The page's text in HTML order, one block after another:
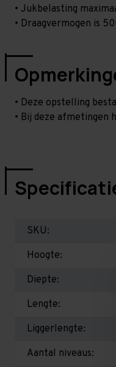
• Jukbelasting
• Draagvermogen is
• Deze opstelling
• Bij deze afmetingen
SKU:
Hoogte:
Diepte:
Lengte:
Liggerlengte:
Aantal niveaus: